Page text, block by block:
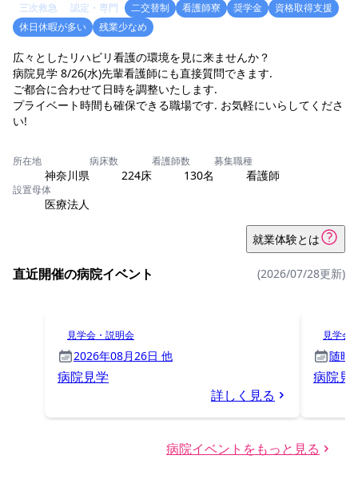
三次救急 認定・専門 二交替制 看護師寮 奨学金
資格取得支援
休日休暇が多い
残業少なめ
広々としたリハビリ看護の環境を見に来ませんか？
病院見学 8/26(水)先輩看護師にも直接質問できます.
ご都合に合わせて日時を調整いたします.
プライベート時間も確保できる職場です. お気軽にいらしてくださ
い!
所在地
神奈川県
病床数
224床
看護師数
130名
募集職種
看護師
設置母体
医療法人
就業体験とは
直近開催の病院イベント (2026/07/28更新)
見学会・説明会
2026年08月26日 他
病院見学
詳しく見る
見学会
随時
病院見
病院イベントをもっと見る